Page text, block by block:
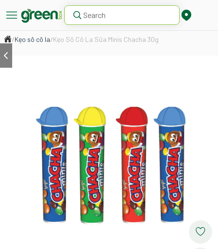
/Kẹo sô cô la/Kẹo Sô Cô La Sữa Minis Chacha 30g